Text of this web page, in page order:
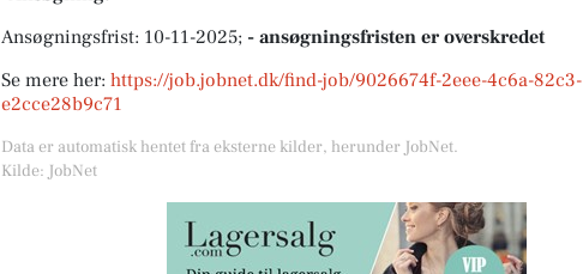
Ansøgningsfrist: 10-11-2025; - ansøgningsfristen er overskredet
Se mere her: https://job.jobnet.dk/find-job/9026674f-2eee-4c6a-82c3-
e2cce28b9c71
Data er automatisk hentet fra eksterne kilder, herunder JobNet.
Kilde: JobNet